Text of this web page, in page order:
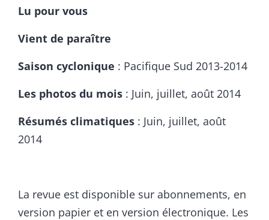
Lu pour vous
Vient de paraître
Saison cyclonique : Pacifique Sud 2013-2014
Les photos du mois : Juin, juillet, août 2014
Résumés climatiques : Juin, juillet, août
2014
La revue est disponible sur abonnements, en
version papier et en version électronique. Les